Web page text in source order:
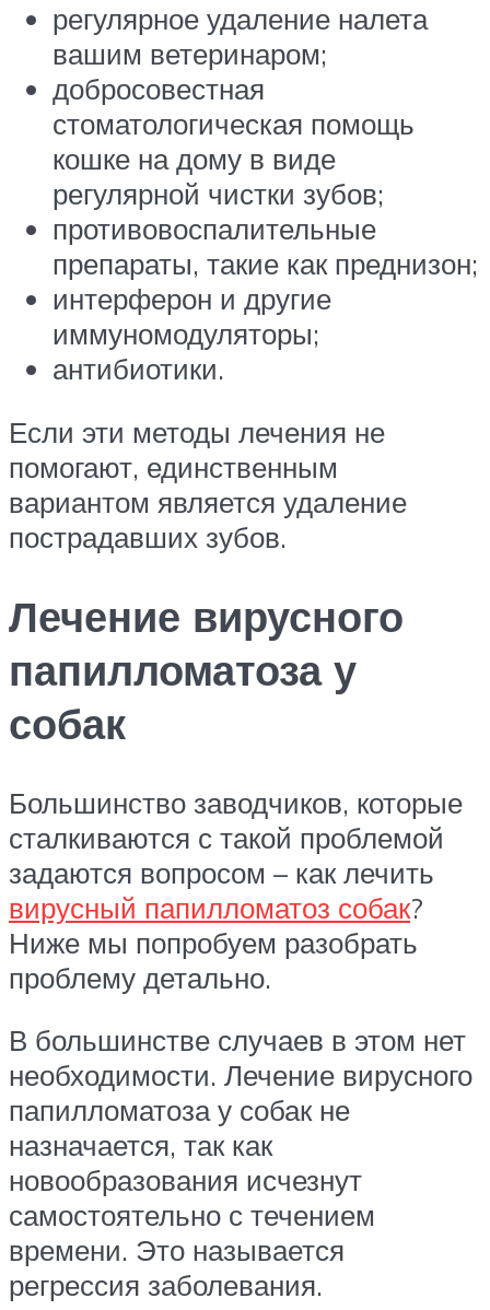
регулярное удаление налета
вашим ветеринаром;
добросовестная
стоматологическая помощь
кошке на дому в виде
регулярной чистки зубов;
противовоспалительные
препараты, такие как преднизон;
интерферон и другие
иммуномодуляторы;
антибиотики.
Если эти методы лечения не
помогают, единственным
вариантом является удаление
пострадавших зубов.
Лечение вирусного
папилломатоза у
собак
Большинство заводчиков, которые
сталкиваются с такой проблемой
задаются вопросом – как лечить
вирусный папилломатоз собак?
Ниже мы попробуем разобрать
проблему детально.
В большинстве случаев в этом нет
необходимости. Лечение вирусного
папилломатоза у собак не
назначается, так как
новообразования исчезнут
самостоятельно с течением
времени. Это называется
регрессия заболевания.